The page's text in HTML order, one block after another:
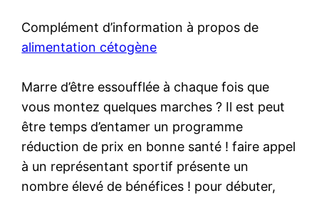
Complément d’information à propos de
alimentation cétogène
Marre d’être essoufflée à chaque fois que
vous montez quelques marches ? Il est peut
être temps d’entamer un programme
réduction de prix en bonne santé ! faire appel
à un représentant sportif présente un
nombre élevé de bénéfices ! pour débuter,